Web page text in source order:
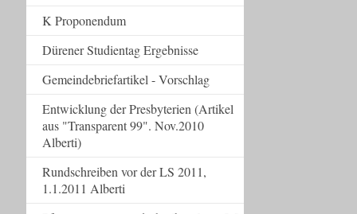
K Proponendum
Dürener Studientag Ergebnisse
Gemeindebriefartikel - Vorschlag
Entwicklung der Presbyterien (Artikel
aus "Transparent 99". Nov.2010
Alberti)
Rundschreiben vor der LS 2011,
1.1.2011 Alberti